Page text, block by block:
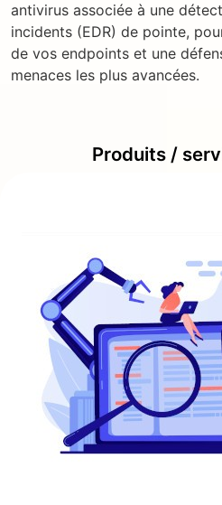
antivirus associée à une
incidents (EDR) de pointe,
de vos endpoints et une
menaces les plus avancées.
Produits /